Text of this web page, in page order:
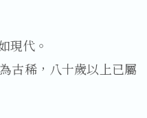
現代。
古稀，八十歲以上已屬